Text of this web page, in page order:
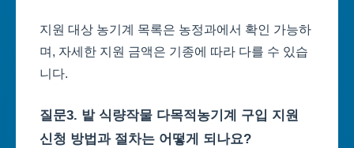
지원 대상 농기계 목록은 농정과에서 확인 가능하
며, 자세한 지원 금액은 기종에 따라 다를 수 있습
니다.
질문3. 밭 식량작물 다목적농기계 구입 지원
신청 방법과 절차는 어떻게 되나요?